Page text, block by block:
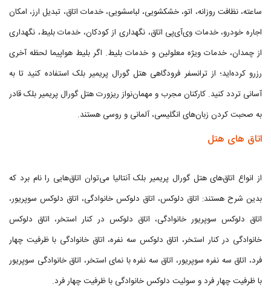
ساعته، نظافت روزانه، اتو، خشکشویی، لباسشویی، خدمات اتاق، تبدیل ارز، امکان
اجاره خودرو، خدمات وی‌آی‌پی اتاق، نگهداری از کودکان، خدمات بلیط، نگهداری
از چمدان، خدمات ویژه معلولین و خدمات بلیط. اگر بلیط هواپیما لحظه آخری
رزرو کرده‌اید؛ از ترانسفر فرودگاهی هتل گورال پریمیر بلک استفاده کنید تا به
آسانی تردد کنید. کارکنان مجرب و مهمان‌نواز ریزورت هتل گورال پریمیر بلک قادر
به صحبت کردن زبان‌های انگلیسی، آلمانی و روسی هستند.
اتاق های هتل
از انواع اتاق‌های هتل گورال پریمیر بلک آنتالیا می‌توان اتاق‌هایی را نام برد که
بدین شرح هستند: اتاق دلوکس، اتاق دلوکس خانوادگی، اتاق دلوکس سوپریور،
اتاق دلوکس سوپریور خانوادگی، اتاق دلوکس در کنار استخر، اتاق دلوکس
خانوادگی در کنار استخر، اتاق دلوکس سه نفره، اتاق خانوادگی با ظرفیت چهار
فرد، اتاق سه نفره سوپریور، اتاق سه نفره با نمای استخر،‌ اتاق خانوادگی سوپریور
با ظرفیت چهار فرد و سوئیت دلوکس خانوادگی با ظرفیت چهار فرد.